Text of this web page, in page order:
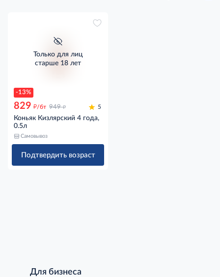
-13%
Только для лиц
старше 18 лет
829 д/бт 949 д 5
Коньяк Кизлярский 4 года,
0.5л
Самовывоз
Подтвердить возраст
Для бизнеса